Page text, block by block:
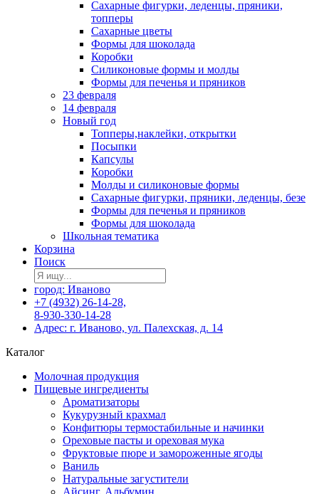
Сахарные фигурки, леденцы, пряники,
топперы
Сахарные цветы
Формы для шоколада
Коробки
Силиконовые формы и молды
Формы для печенья и пряников
23 февраля
14 февраля
Новый год
Топперы,наклейки, открытки
Посыпки
Капсулы
Коробки
Молды и силиконовые формы
Сахарные фигурки, пряники, леденцы, безе
Формы для печенья и пряников
Формы для шоколада
Школьная тематика
Корзина
Поиск
город: Иваново
+7 (4932) 26-14-28,
8-930-330-14-28
Адрес: г. Иваново, ул. Палехская, д. 14
Каталог
Молочная продукция
Пищевые ингредиенты
Ароматизаторы
Кукурузный крахмал
Конфитюры термостабильные и начинки
Ореховые пасты и ореховая мука
Фруктовые пюре и замороженные ягоды
Ваниль
Натуральные загустители
Айсинг, Альбумин